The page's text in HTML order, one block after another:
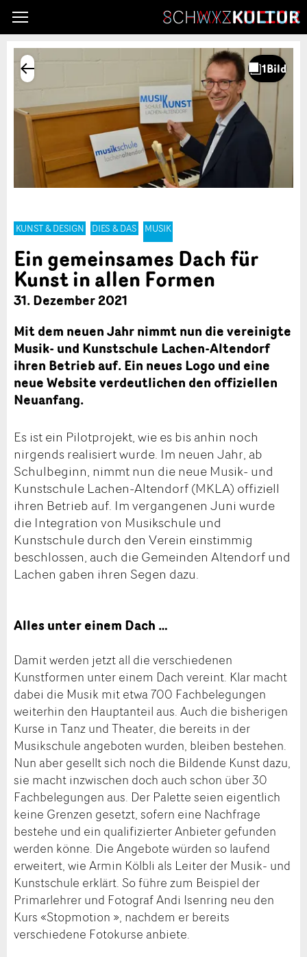
KUNST & DESIGN DIES & DAS MUSIK
Ein gemeinsames Dach für
Kunst in allen Formen
31. Dezember 2021
Mit dem neuen Jahr nimmt nun die vereinigte
Musik- und Kunstschule Lachen-Altendorf
ihren Betrieb auf. Ein neues Logo und eine
neue Website verdeutlichen den offiziellen
Neuanfang.
Es ist ein Pilotprojekt, wie es bis anhin noch
nirgends realisiert wurde. Im neuen Jahr, ab
Schulbeginn, nimmt nun die neue Musik- und
Kunstschule Lachen-Altendorf (MKLA) offiziell
ihren Betrieb auf. Im vergangenen Juni wurde
die Integration von Musikschule und
Kunstschule durch den Verein einstimmig
beschlossen, auch die Gemeinden Altendorf und
Lachen gaben ihren Segen dazu.
Alles unter einem Dach …
Damit werden jetzt all die verschiedenen
Kunstformen unter einem Dach vereint. Klar macht
dabei die Musik mit etwa 700 Fachbelegungen
weiterhin den Hauptanteil aus. Auch die bisherigen
Kurse in Tanz und Theater, die bereits in der
Musikschule angeboten wurden, bleiben bestehen.
Nun aber gesellt sich noch die Bildende Kunst dazu,
sie macht inzwischen doch auch schon über 30
Fachbelegungen aus. Der Palette seien eigentlich
keine Grenzen gesetzt, sofern eine Nachfrage
bestehe und ein qualifizierter Anbieter gefunden
werden könne. Die Angebote würden so laufend
erweitert, wie Armin Kölbli als Leiter der Musik- und
Kunstschule erklärt. So führe zum Beispiel der
Primarlehrer und Fotograf Andi Isenring neu den
Kurs «Stopmotion », nachdem er bereits
verschiedene Fotokurse anbiete.